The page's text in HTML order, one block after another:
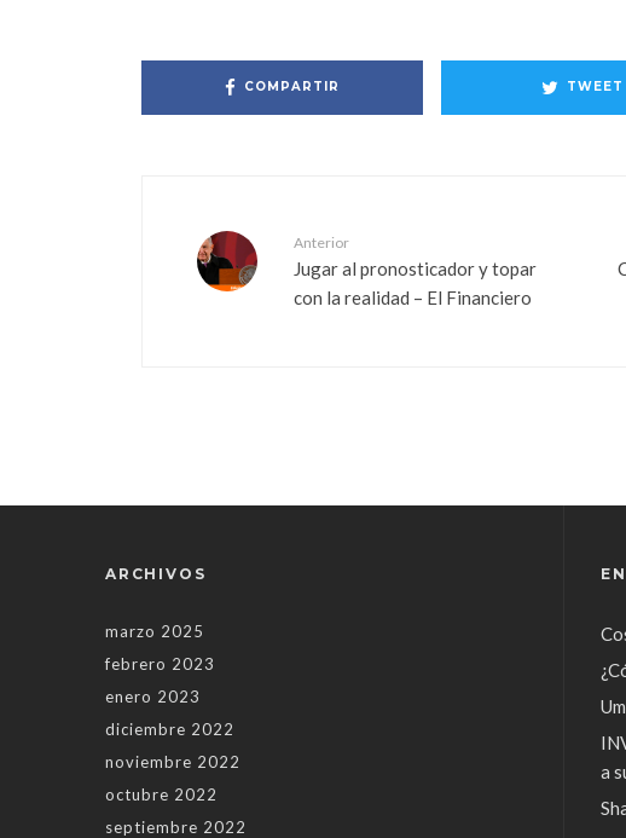
COMPARTIR TWEET
Anterior
Jugar al pronosticador y topar
con la realidad – El Financiero
ARCHIVOS
marzo 2025
febrero 2023
enero 2023
diciembre 2022
noviembre 2022
octubre 2022
septiembre 2022
a